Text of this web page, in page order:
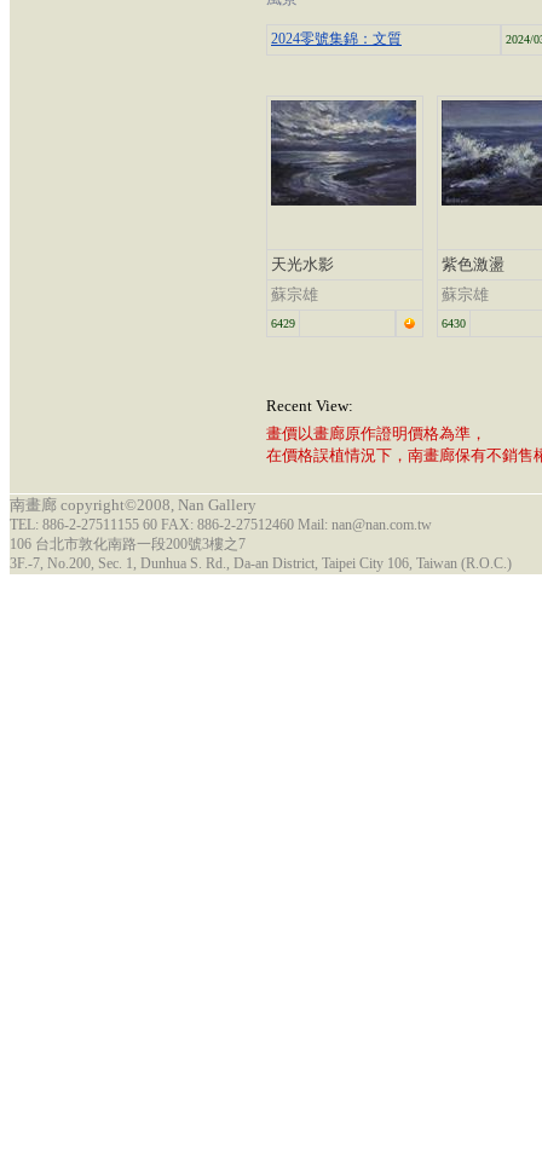
2024零號集錦：文質 2024/
天光水影
蘇宗雄
6429
紫色激盪
蘇宗雄
6430
Recent View:
畫價以畫廊原作證明價格為準，
在價格誤植情況下，南畫廊保有不銷售
南畫廊 copyright©2008, Nan Gallery
TEL: 886-2-27511155 60 FAX: 886-2-27512460 Mail: nan@nan.com.tw
106 台北市敦化南路一段200號3樓之7
3F.-7, No.200, Sec. 1, Dunhua S. Rd., Da-an District, Taipei City 106, Taiwan (R.O.C.)